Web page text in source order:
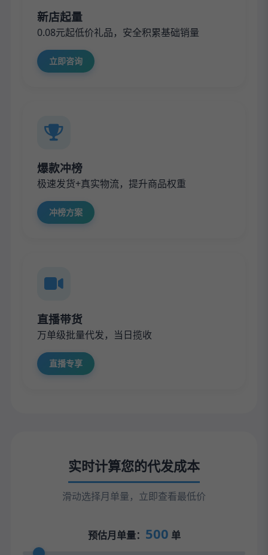
新店起量
0.08元起低价礼品，安全积累基础销量
立即咨询
爆款冲榜
极速发货+真实物流，提升商品权重
冲榜方案
直播带货
万单级批量代发，当日揽收
直播专享
实时计算您的代发成本
滑动选择月单量，立即查看最低价
预估月单量： 500 单